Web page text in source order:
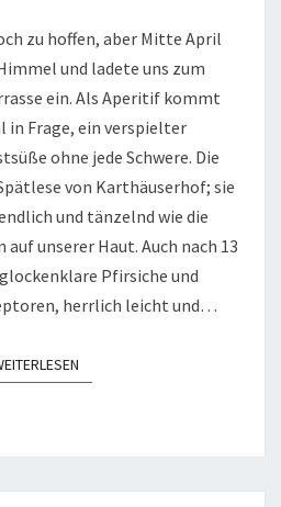
zu hoffen, aber Mitte April
und ladete uns zum
ein. Als Aperitif kommt
in Frage, ein verspielter
ohne jede Schwere. Die
von Karthäuserhof; sie
und tänzelnd wie die
unserer Haut. Auch nach 13
Pfirsiche und
herrlich leicht und…
WEITERLESEN